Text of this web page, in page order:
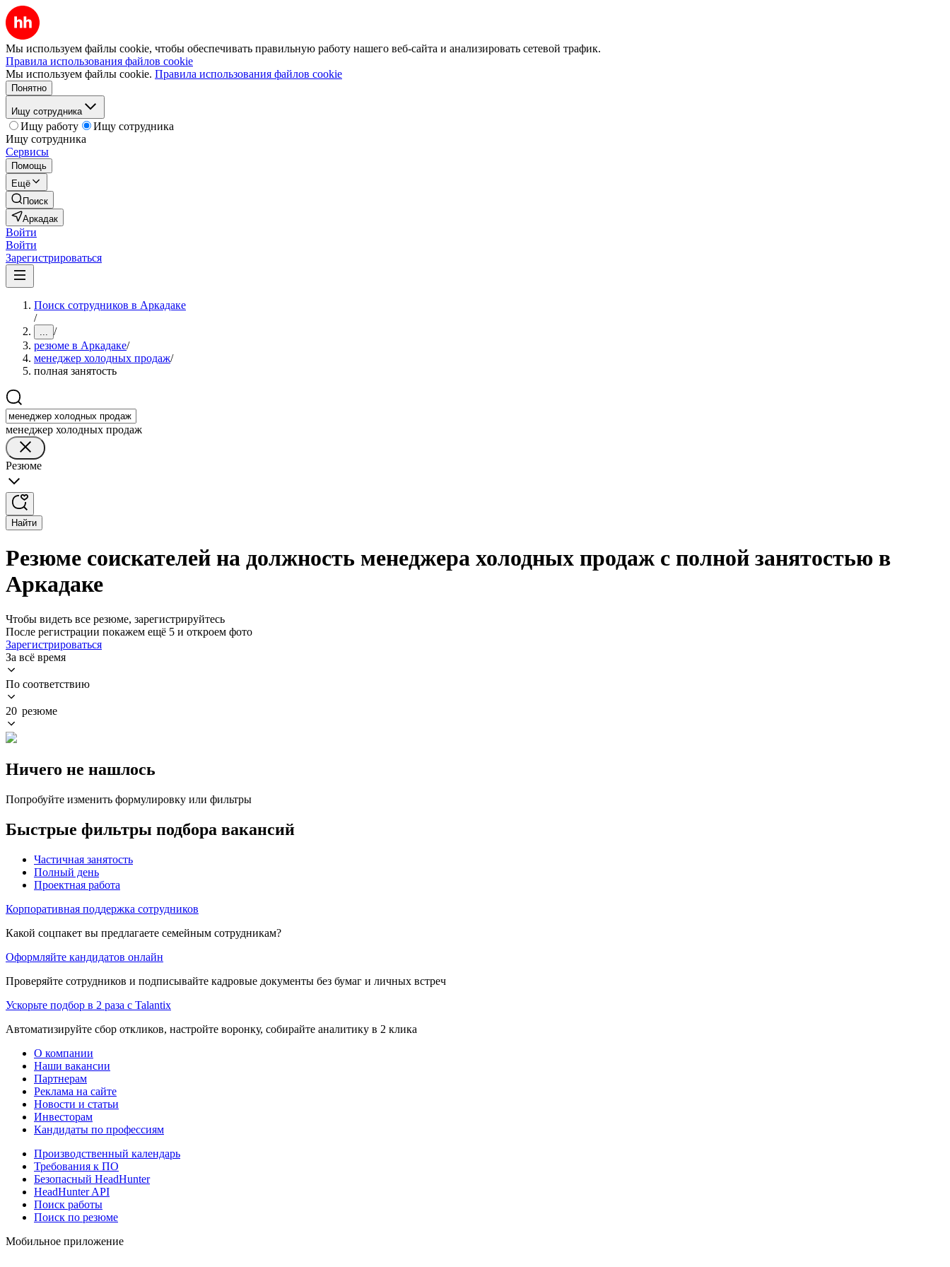
Мы используем файлы cookie, чтобы обеспечивать правильную работу нашего веб-сайта и анализировать сетевой трафик.
Правила использования файлов cookie
Мы используем файлы cookie. Правила использования файлов cookie
Понятно
Ищу сотрудника
Ищу работу
Ищу сотрудника
Ищу сотрудника
Сервисы
Помощь
Ещё
Поиск
Аркадак
Войти
Войти
Зарегистрироваться
Поиск сотрудников в Аркадаке
/
... /
резюме в Аркадаке/
менеджер холодных продаж/
полная занятость
менеджер холодных продаж
Резюме
Найти
Резюме соискателей на должность менеджера холодных продаж с полной занятостью в
Аркадаке
Чтобы видеть все резюме, зарегистрируйтесь
После регистрации покажем ещё 5 и откроем фото
Зарегистрироваться
За всё время
По соответствию
20 резюме
Ничего не нашлось
Попробуйте изменить формулировку или фильтры
Быстрые фильтры подбора вакансий
Частичная занятость
Полный день
Проектная работа
Корпоративная поддержка сотрудников
Какой соцпакет вы предлагаете семейным сотрудникам?
Оформляйте кандидатов онлайн
Проверяйте сотрудников и подписывайте кадровые документы без бумаг и личных встреч
Ускорьте подбор в 2 раза с Talantix
Автоматизируйте сбор откликов, настройте воронку, собирайте аналитику в 2 клика
О компании
Наши вакансии
Партнерам
Реклама на сайте
Новости и статьи
Инвесторам
Кандидаты по профессиям
Производственный календарь
Требования к ПО
Безопасный HeadHunter
HeadHunter API
Поиск работы
Поиск по резюме
Мобильное приложение